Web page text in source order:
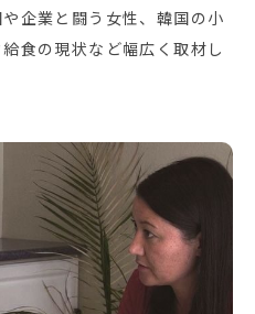
企業と闘う女性、韓国の小
食の現状など幅広く取材し